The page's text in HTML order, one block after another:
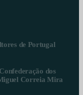
de Portugal
dos
Correia Mira